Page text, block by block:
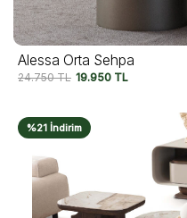
Alessa Orta Sehpa
24.750TL 19.950 TL
%21 İndirim